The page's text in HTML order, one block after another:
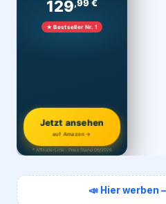
129,99 €
★ Bestseller Nr. 1
Jetzt ansehen
auf Amazon →
* Affiliate-Link · Preis Stand 06/2026
📣 Hier werben